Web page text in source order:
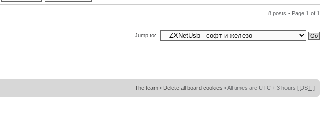
8 posts • Page 1 of 1
Jump to:
The team • Delete all board cookies • All times are UTC + 3 hours [ DST ]